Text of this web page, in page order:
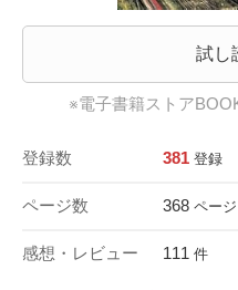
試し
※電子書籍ストア
登録数 381 登録
ページ数 368 ページ
感想・レビュー 111 件